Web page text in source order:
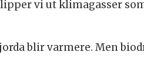
vi ut klimagasser
blir varmere. Men